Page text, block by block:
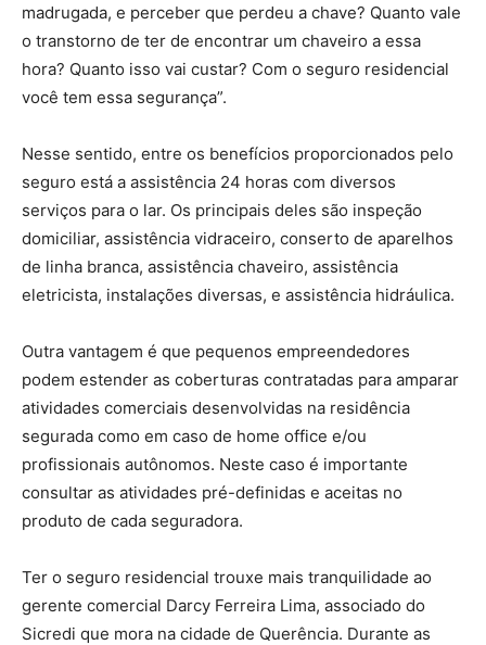
madrugada, e perceber que perdeu a chave? Quanto vale
o transtorno de ter de encontrar um chaveiro a essa
hora? Quanto isso vai custar? Com o seguro residencial
você tem essa segurança”.
Nesse sentido, entre os benefícios proporcionados pelo
seguro está a assistência 24 horas com diversos
serviços para o lar. Os principais deles são inspeção
domiciliar, assistência vidraceiro, conserto de aparelhos
de linha branca, assistência chaveiro, assistência
eletricista, instalações diversas, e assistência hidráulica.
Outra vantagem é que pequenos empreendedores
podem estender as coberturas contratadas para amparar
atividades comerciais desenvolvidas na residência
segurada como em caso de home office e/ou
profissionais autônomos. Neste caso é importante
consultar as atividades pré-definidas e aceitas no
produto de cada seguradora.
Ter o seguro residencial trouxe mais tranquilidade ao
gerente comercial Darcy Ferreira Lima, associado do
Sicredi que mora na cidade de Querência. Durante as